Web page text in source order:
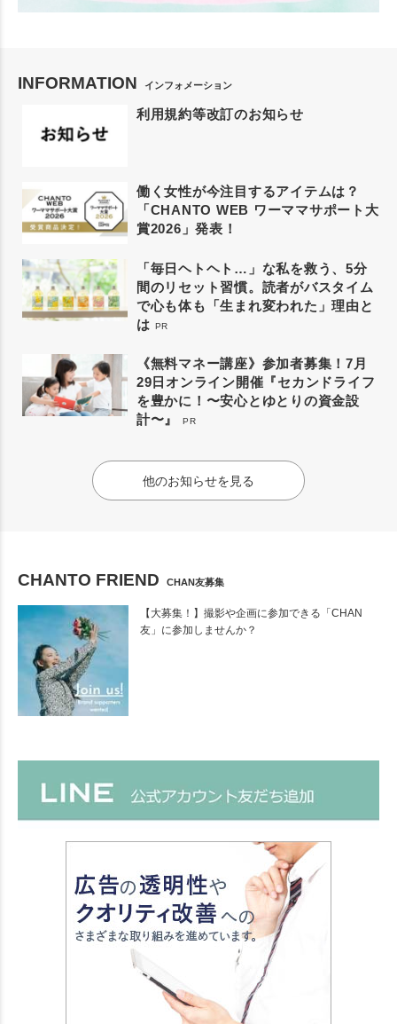
INFORMATION インフォメーション
利用規約等改訂のお知らせ
働く女性が今注目するアイテムは？
「CHANTO WEB ワーママサポート大
賞2026」発表！
「毎日ヘトヘト…」な私を救う、5分
間のリセット習慣。読者がバスタイム
で心も体も「生まれ変われた」理由と
は PR
《無料マネー講座》参加者募集！7月
29日オンライン開催『セカンドライフ
を豊かに！〜安心とゆとりの資金設
計〜』
PR
他のお知らせを見る
CHANTO FRIEND CHAN友募集
【大募集！】撮影や企画に参加できる「CHAN
友」に参加しませんか？